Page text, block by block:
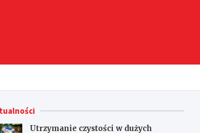
Utrzymanie czystości w dużych